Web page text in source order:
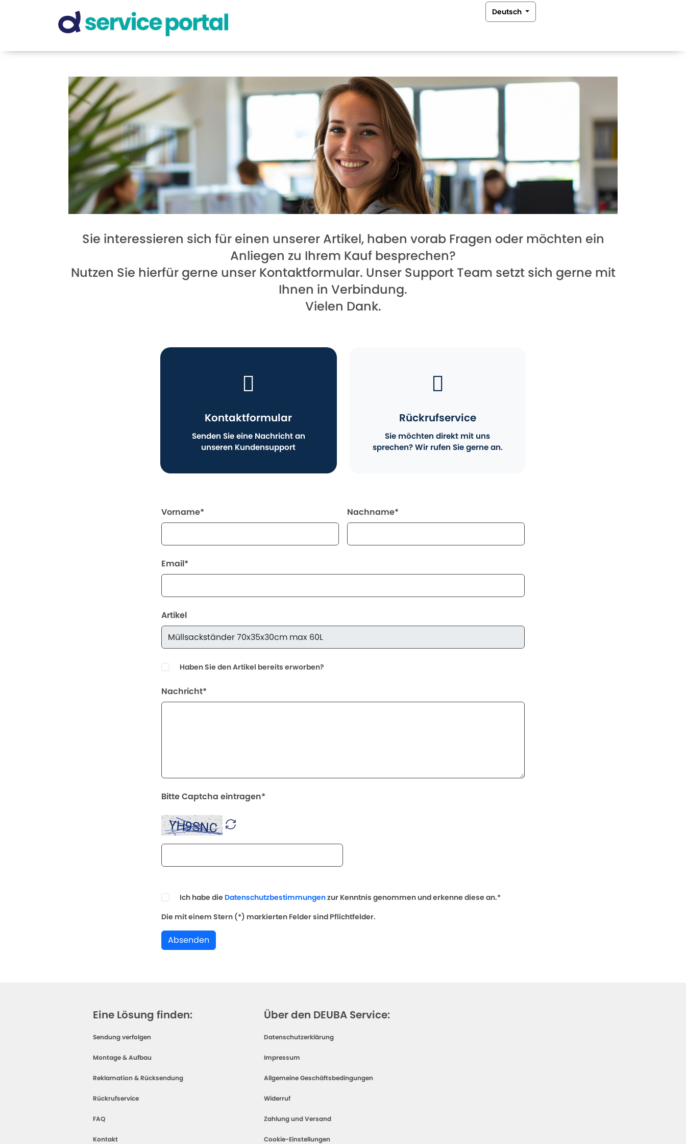
Deutsch
Sie interessieren sich für einen unserer Artikel, haben vorab Fragen oder möchten ein
Anliegen zu Ihrem Kauf besprechen?
Nutzen Sie hierfür gerne unser Kontaktformular. Unser Support Team setzt sich gerne mit
Ihnen in Verbindung.
Vielen Dank.
Kontaktformular
Senden Sie eine Nachricht an
unseren Kundensupport
Rückrufservice
Sie möchten direkt mit uns
sprechen? Wir rufen Sie gerne an.
Vorname* Nachname*
Email*
Artikel
Haben Sie den Artikel bereits erworben?
Nachricht*
Bitte Captcha eintragen*
Ich habe die Datenschutzbestimmungenzur Kenntnis genommen und erkenne diese an.*
Die mit einem Stern (*) markierten Felder sind Pflichtfelder.
Absenden
Eine Lösung finden:
Sendung verfolgen
Montage & Aufbau
Reklamation & Rücksendung
Rückrufservice
FAQ
Kontakt
Über den DEUBA Service:
Datenschutzerklärung
Impressum
Allgemeine Geschäftsbedingungen
Widerruf
Zahlung und Versand
Cookie-Einstellungen